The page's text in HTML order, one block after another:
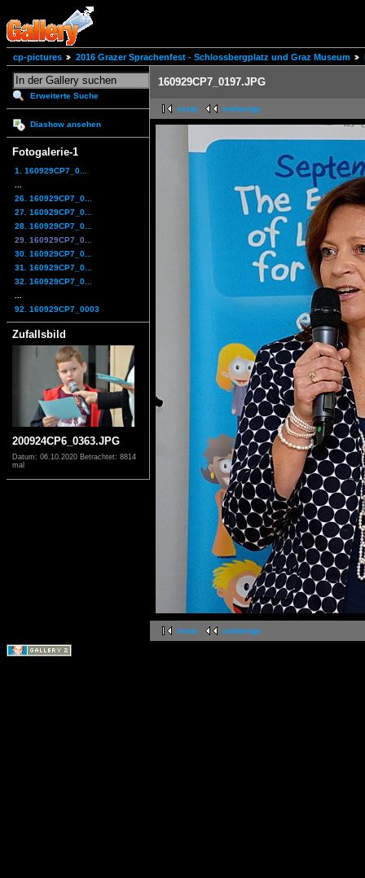
cp-pictures 2016 Grazer Sprachenfest - Schlossbergplatz und Graz Museum
Erweiterte Suche
Diashow ansehen
Fotogalerie-1
1. 160929CP7_0...
26. 160929CP7_0...
27. 160929CP7_0...
28. 160929CP7_0...
29. 160929CP7_0...
30. 160929CP7_0...
31. 160929CP7_0...
32. 160929CP7_0...
92. 160929CP7_0003
Zufallsbild
200924CP6_0363.JPG
Datum: 06.10.2020 Betrachtet: 8814
mal
160929CP7_0197.JPG
erste vorherige
erste vorherige